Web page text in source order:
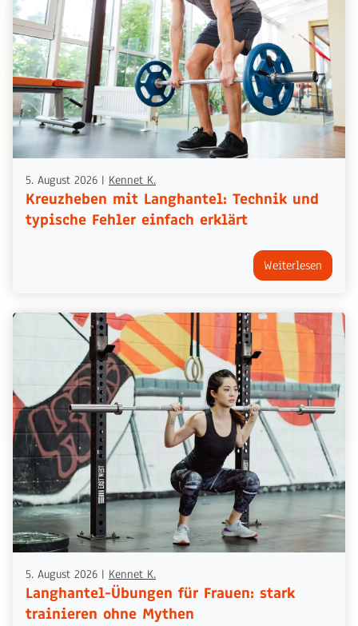
5. August 2026 | Kennet K.
Kreuzheben mit Langhantel: Technik und
typische Fehler einfach erklärt
Weiterlesen
5. August 2026 | Kennet K.
Langhantel-Übungen für Frauen: stark
trainieren ohne Mythen